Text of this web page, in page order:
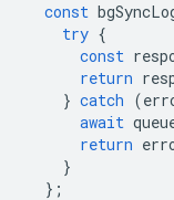
const
try {
const
return
} catch (
await
return
}
};